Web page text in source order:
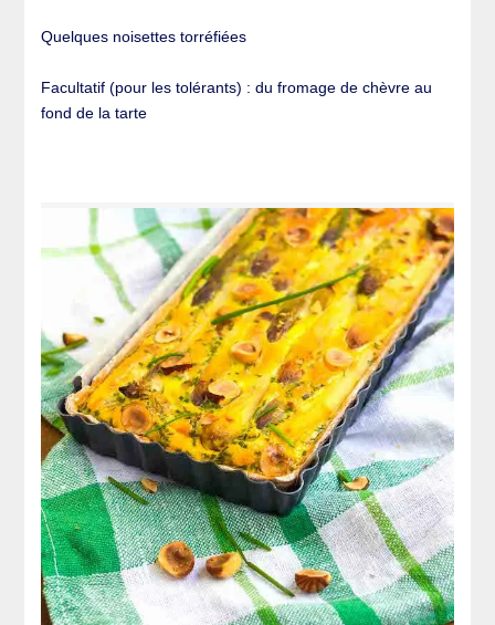
Quelques noisettes torréfiées
Facultatif (pour les tolérants) : du fromage de chèvre au
fond de la tarte